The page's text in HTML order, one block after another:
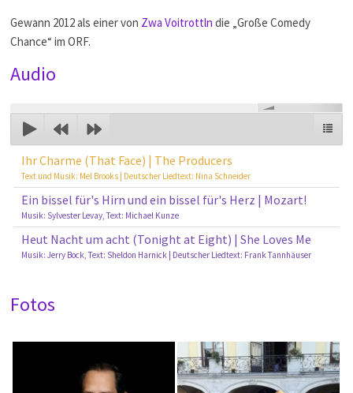
Gewann 2012 als einer von Zwa Voitrottln die „Große Comedy
Chance“ im ORF.
Audio
Ihr Charme (That Face) | The Producers
Text und Musik: Mel Brooks | Deutscher Liedtext: Nina Schneider
Ein bissel für's Hirn und ein bissel für's Herz | Mozart!
Musik: Sylvester Levay, Text: Michael Kunze
Heut Nacht um acht (Tonight at Eight) | She Loves Me
Musik: Jerry Bock, Text: Sheldon Harnick | Deutscher Liedtext: Frank Tannhäuser
Fotos